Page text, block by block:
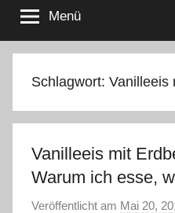
Lifestyle
Lifestyle
Blog
–
Lifestyle,
Produkttests
vieles
mehr
Menü
Schlagwort: Vanilleeis
Vanilleeis mit
Warum ich esse,
Veröffentlicht am Mai 20,